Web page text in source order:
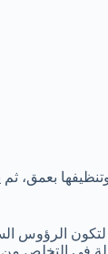
بعمق،
الرؤوس